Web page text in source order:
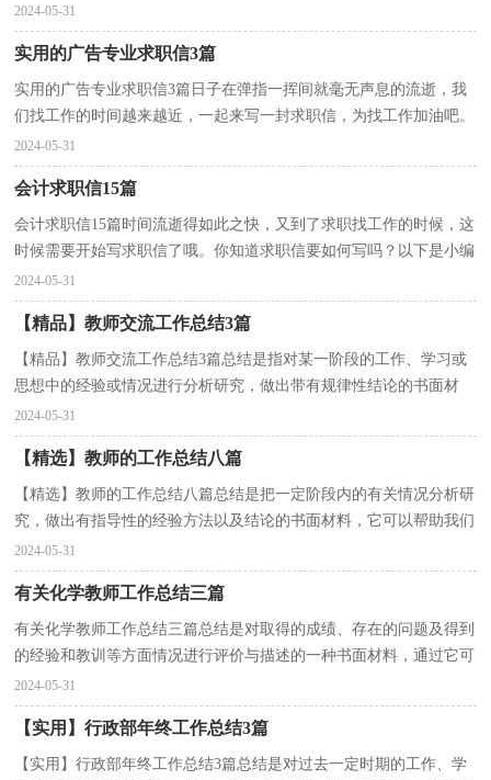
些什么特点呢？以下是小编整理的家教求职信，希望对大家...
2024-05-31
实用的广告专业求职信3篇
实用的广告专业求职信3篇日子在弹指一挥间就毫无声息的流逝，我
们找工作的时间越来越近，一起来写一封求职信，为找工作加油吧。
好的求职信都具备一些什么特点呢？下面是小编精心整...
2024-05-31
会计求职信15篇
会计求职信15篇时间流逝得如此之快，又到了求职找工作的时候，这
时候需要开始写求职信了哦。你知道求职信要如何写吗？以下是小编
帮大家整理的会计求职信，欢迎大家分享。会计求职信...
2024-05-31
【精品】教师交流工作总结3篇
【精品】教师交流工作总结3篇总结是指对某一阶段的工作、学习或
思想中的经验或情况进行分析研究，做出带有规律性结论的书面材
料，它能使我们及时找出错误并改正，不如静下心来好...
2024-05-31
【精选】教师的工作总结八篇
【精选】教师的工作总结八篇总结是把一定阶段内的有关情况分析研
究，做出有指导性的经验方法以及结论的书面材料，它可以帮助我们
有寻找学习和工作中的规律，因此我们要做好归纳，写...
2024-05-31
有关化学教师工作总结三篇
有关化学教师工作总结三篇总结是对取得的成绩、存在的问题及得到
的经验和教训等方面情况进行评价与描述的一种书面材料，通过它可
以正确认识以往学习和工作中的优缺点，因此我们...
2024-05-31
【实用】行政部年终工作总结3篇
【实用】行政部年终工作总结3篇总结是对过去一定时期的工作、学